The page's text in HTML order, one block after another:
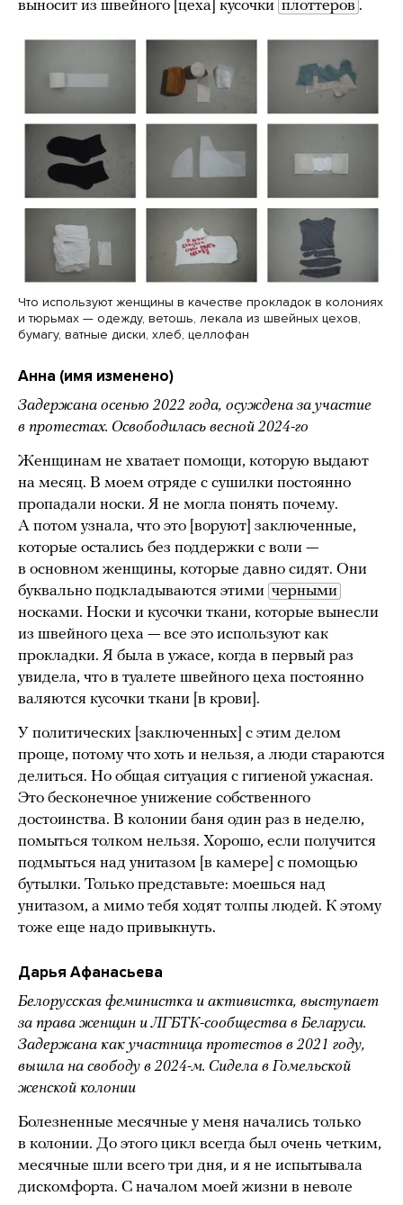
выносит из швейного [цеха] кусочки плоттеров .
Что используют женщины в качестве прокладок в колониях
и тюрьмах — одежду, ветошь, лекала из швейных цехов,
бумагу, ватные диски, хлеб, целлофан
Анна (имя изменено)
Задержана осенью 2022 года, осуждена за участие
в протестах. Освободилась весной 2024-го
Женщинам не хватает помощи, которую выдают
на месяц. В моем отряде с сушилки постоянно
пропадали носки. Я не могла понять почему.
А потом узнала, что это [воруют] заключенные,
которые остались без поддержки с воли —
в основном женщины, которые давно сидят. Они
буквально подкладываются этими черными
носками. Носки и кусочки ткани, которые вынесли
из швейного цеха — все это используют как
прокладки. Я была в ужасе, когда в первый раз
увидела, что в туалете швейного цеха постоянно
валяются кусочки ткани [в крови].
У политических [заключенных] с этим делом
проще, потому что хоть и нельзя, а люди стараются
делиться. Но общая ситуация с гигиеной ужасная.
Это бесконечное унижение собственного
достоинства. В колонии баня один раз в неделю,
помыться толком нельзя. Хорошо, если получится
подмыться над унитазом [в камере] с помощью
бутылки. Только представьте: моешься над
унитазом, а мимо тебя ходят толпы людей. К этому
тоже еще надо привыкнуть.
Дарья Афанасьева
Белорусская феминистка и активистка, выступает
за права женщин и ЛГБТК-сообщества в Беларуси.
Задержана как участница протестов в 2021 году,
вышла на свободу в 2024-м. Сидела в Гомельской
женской колонии
Болезненные месячные у меня начались только
в колонии. До этого цикл всегда был очень четким,
месячные шли всего три дня, и я не испытывала
дискомфорта. С началом моей жизни в неволе